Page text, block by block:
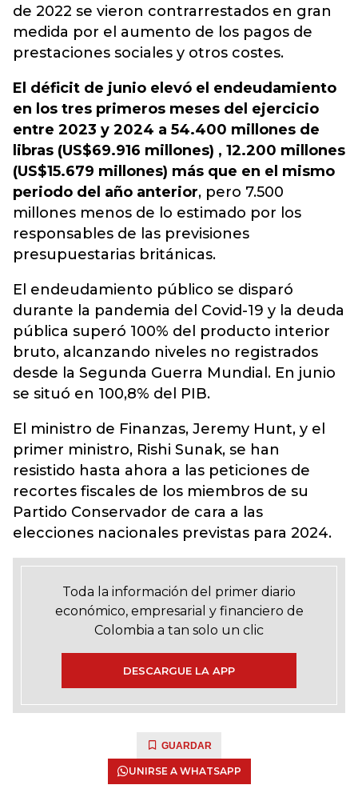
de 2022 se vieron contrarrestados en gran
medida por el aumento de los pagos de
prestaciones sociales y otros costes.
El déficit de junio elevó el endeudamiento
en los tres primeros meses del ejercicio
entre 2023 y 2024 a 54.400 millones de
libras (US$69.916 millones) , 12.200 millones
(US$15.679 millones) más que en el mismo
periodo del año anterior, pero 7.500
millones menos de lo estimado por los
responsables de las previsiones
presupuestarias británicas.
El endeudamiento público se disparó
durante la pandemia del Covid-19 y la deuda
pública superó 100% del producto interior
bruto, alcanzando niveles no registrados
desde la Segunda Guerra Mundial. En junio
se situó en 100,8% del PIB.
El ministro de Finanzas, Jeremy Hunt, y el
primer ministro, Rishi Sunak, se han
resistido hasta ahora a las peticiones de
recortes fiscales de los miembros de su
Partido Conservador de cara a las
elecciones nacionales previstas para 2024.
Toda la información del primer diario
económico, empresarial y financiero de
Colombia a tan solo un clic
DESCARGUE LA APP
GUARDAR
UNIRSE A WHATSAPP